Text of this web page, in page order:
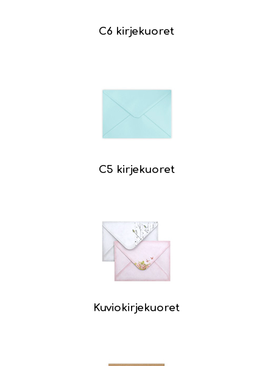
C6 kirjekuoret
C5 kirjekuoret
Kuviokirjekuoret